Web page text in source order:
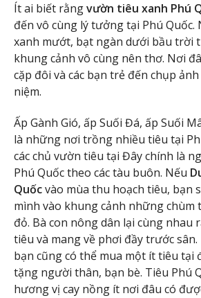
Ít ai biết rằngvườn tiêu xanh Phú
đến vô cùng lý tưởng tại Phú
xanh mướt, bạt ngàn dưới bầu trời
khung cảnh vô cùng nên thơ. Nơi
cặp đôi và các bạn trẻ đến chụp
niệm.
Ấp Gành Gió, ấp Suối Đá, ấp Suối
là những nơi trồng nhiều tiêu tại
các chủ vườn tiêu tại Đây chính là
Phú Quốc theo các tàu buôn. Nếu
Quốcvào mùa thu hoạch tiêu, bạn
mình vào khung cảnh những chùm
đỏ. Bà con nông dân lại cùng nhau
tiêu và mang về phơi đầy trước
bạn cũng có thể mua một ít tiêu tại
tặng người thân, bạn bè. Tiêu Phú
hương vị cay nồng ít nơi đâu có